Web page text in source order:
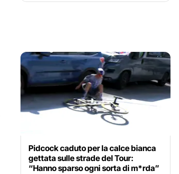
Pidcock caduto per la calce bianca
gettata sulle strade del Tour:
“Hanno sparso ogni sorta di m*rda”